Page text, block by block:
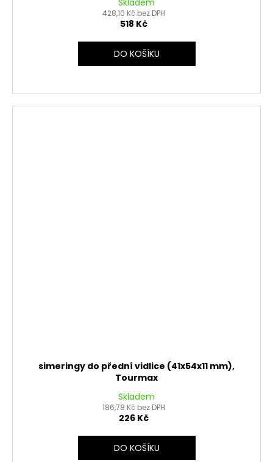
Skladem
428,10 Kč bez DPH
518 Kč
DO KOŠÍKU
simeringy do přední vidlice (41x54x11 mm),
Tourmax
Skladem
186,78 Kč bez DPH
226 Kč
DO KOŠÍKU